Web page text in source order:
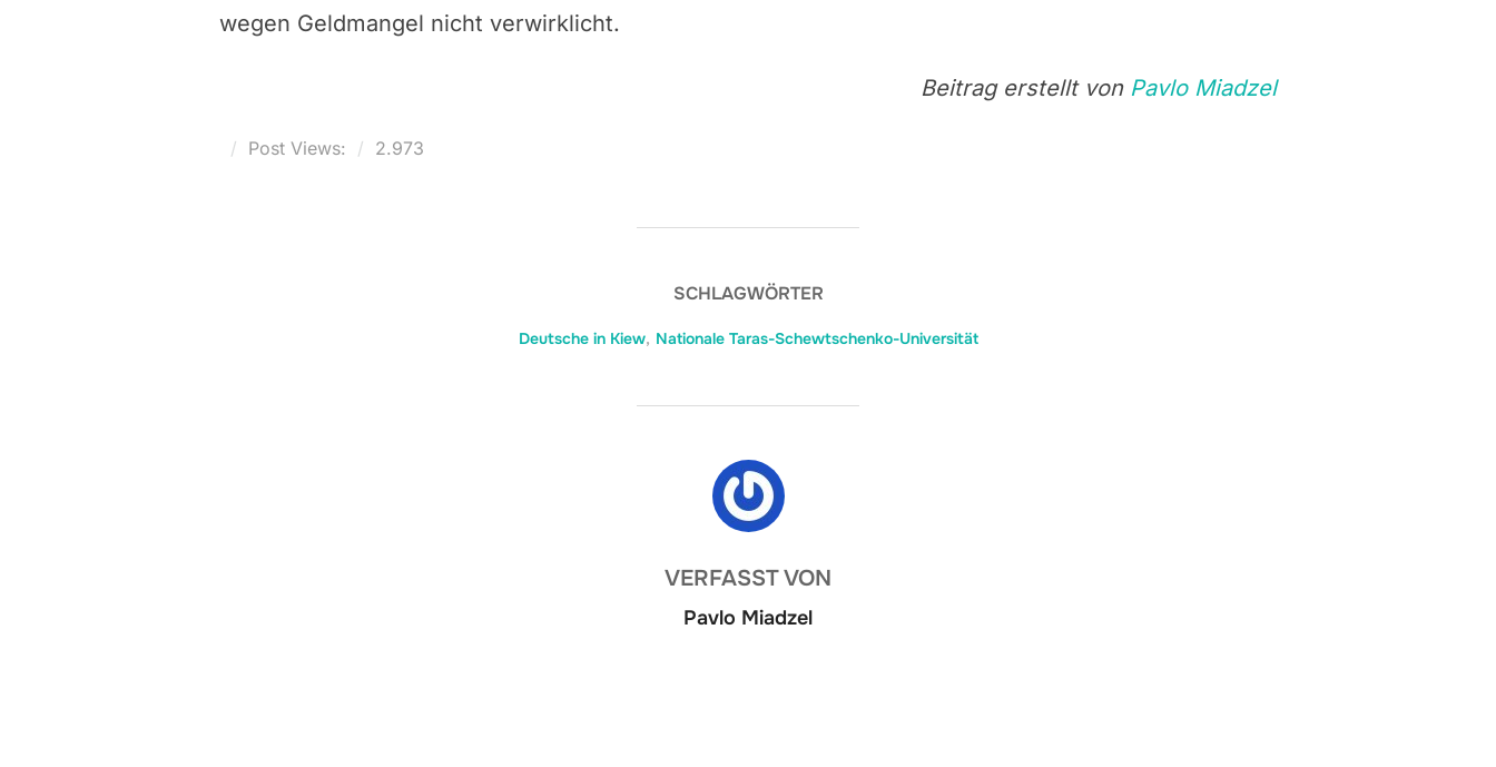
wegen Geldmangel nicht verwirklicht.
Beitrag erstellt von Pavlo Miadzel
Post Views: 2.973
SCHLAGWÖRTER
Deutsche in Kiew, Nationale Taras-Schewtschenko-Universität
BEITRAGSAUTOR
VERFASST VON
Pavlo Miadzel